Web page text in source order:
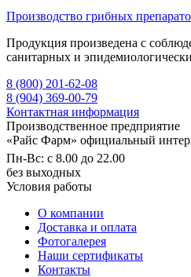
Производство грибных
Продукция произведена с
санитарных и
8 (800) 201-62-08
8 (904) 369-00-79
Контактная информация
Производственное предприятие
«Райс Фарм» официальный
Пн-Вс: с 8.00 до 22.00
без выходных
Условия работы
О компании
Доставка и оплата
Фотогалерея
Наши сертификаты
Контакты